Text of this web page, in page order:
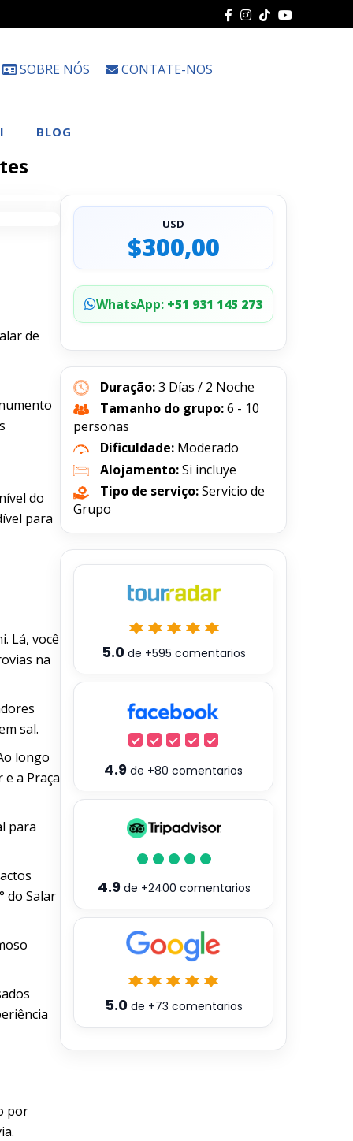
SOBRE NÓS CONTATE-NOS
BLOG
de
do
para
Lá, você
na
sal.
longo
a Praça
para
do Salar
por
USD
$300,00
WhatsApp: +51 931 145 273
Duração:3 Días / 2 Noche
Tamanho do grupo:6 - 10
personas
Dificuldade: Moderado
Alojamento:Si incluye
Tipo de serviço:Servicio de
Grupo
5.0 de +595 comentarios
4.9 de +80 comentarios
4.9de +2400 comentarios
5.0de +73 comentarios